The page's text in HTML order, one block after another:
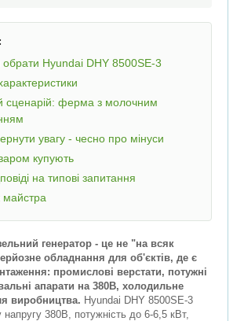
Hyundai DHY 8500SE-3
сценарій: ферма з молочним
увагу - чесно про мінуси
купують
на типові запитання
майстра
генератор - це не "на всяк
обладнання для об'єктів, де є
промислові верстати, потужні
апарати на 380В, холодильне
виробництва. Hyundai DHY 8500SE-3
380В, потужність до 6-6,5 кВт,